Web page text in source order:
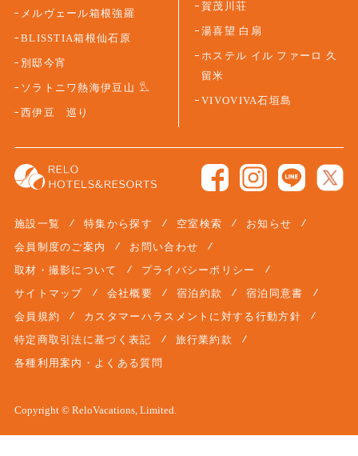
メルヴェール箱根強羅
BLISSTIA箱根仙石原
別邸今宵
ソラトニワ熱海伊豆山
西伊豆 巡り
賀茂川荘
湯喜望 白扇
ホステル イル ファーロ 久
留米
VIVOVIVA石垣島
施設一覧 特集から探す 空室検索
お知らせ
会員制度のご案内
お問い合わせ
取材・撮影について
プライバシーポリシー
サイトマップ
会社概要 宿泊約款
宿泊同意書
会員規約
カスタマーハラスメントに対する行動方針
特定商取引法に基づく表記
旅行業約款
各種利用案内・よくある質問
Copyright © ReloVacations, Limited.